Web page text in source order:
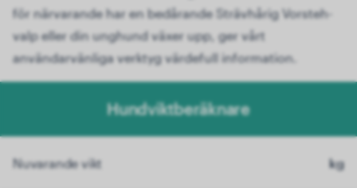
för närvarande har en bedårande Strävhårig Vorsteh-
valp eller din unghund växer upp, ger vårt
användarvänliga verktyg värdefull information.
Hundviktberäknare
Nuvarande vikt kg